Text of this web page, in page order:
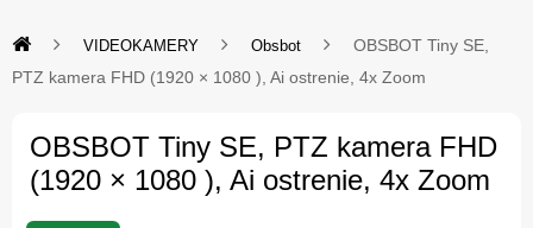
VIDEOKAMERY Obsbot
OBSBOT Tiny SE,
PTZ kamera FHD (1920 × 1080 ), Ai ostrenie, 4x Zoom
OBSBOT Tiny SE, PTZ kamera FHD
(1920 × 1080 ), Ai ostrenie, 4x Zoom